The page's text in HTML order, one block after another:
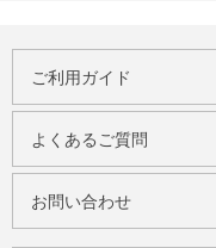
ご利用ガイド
よくあるご質問
お問い合わせ